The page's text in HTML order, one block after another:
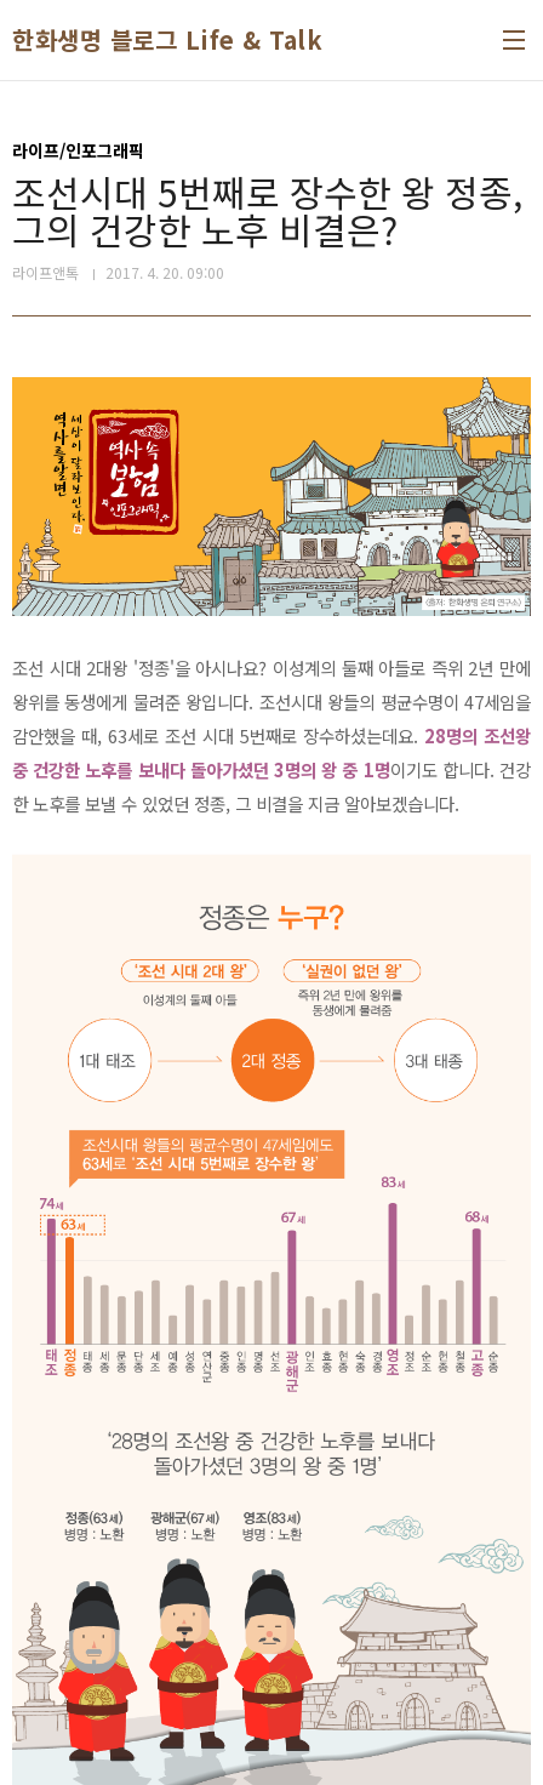
한화생명 블로그 Life & Talk
라이프/인포그래픽
조선시대 5번째로 장수한 왕 정종,
그의 건강한 노후 비결은?
라이프앤톡 2017. 4. 20. 09:00
조선 시대 2대왕 '정종'을 아시나요? 이성계의 둘째 아들로 즉위 2년 만에
왕위를 동생에게 물려준 왕입니다. 조선시대 왕들의 평균수명이 47세임을
감안했을 때, 63세로 조선 시대 5번째로 장수하셨는데요. 28명의 조선왕
중 건강한 노후를 보내다 돌아가셨던 3명의 왕 중 1명이기도 합니다. 건강
한 노후를 보낼 수 있었던 정종, 그 비결을 지금 알아보겠습니다.